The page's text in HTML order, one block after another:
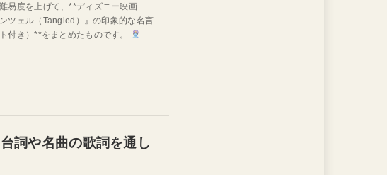
易度を上げて、**ディズニー映画
ツェル（Tangled）』の印象的な名言
付き）**をまとめたものです。
詞や名曲の歌詞を通し